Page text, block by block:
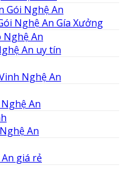
Nghệ An Gía Xưởng
An uy tín
Nghệ An
An
An
giá rẻ